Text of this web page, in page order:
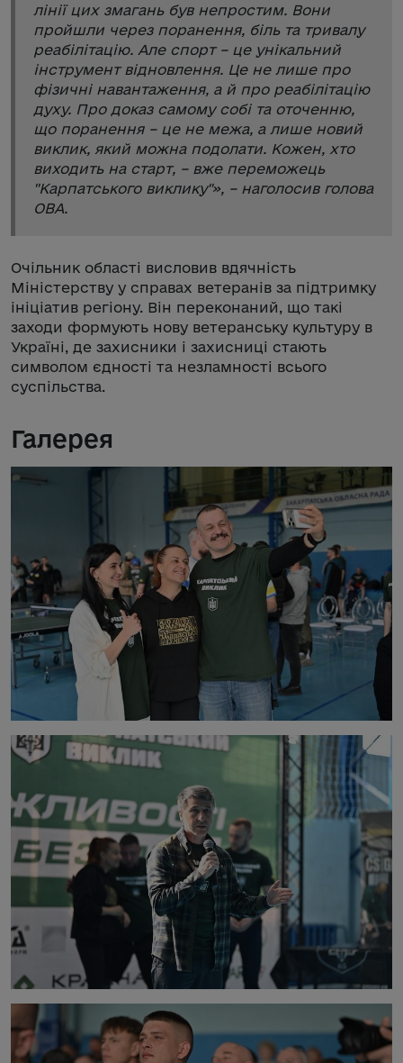
лінії цих змагань був непростим. Вони
пройшли через поранення, біль та тривалу
реабілітацію. Але спорт – це унікальний
інструмент відновлення. Це не лише про
фізичні навантаження, а й про реабілітацію
духу. Про доказ самому собі та оточенню,
що поранення – це не межа, а лише новий
виклик, який можна подолати. Кожен, хто
виходить на старт, – вже переможець
"Карпатського виклику"», – наголосив голова
ОВА.
Очільник області висловив вдячність
Міністерству у справах ветеранів за підтримку
ініціатив регіону. Він переконаний, що такі
заходи формують нову ветеранську культуру в
Україні, де захисники і захисниці стають
символом єдності та незламності всього
суспільства.
Галерея